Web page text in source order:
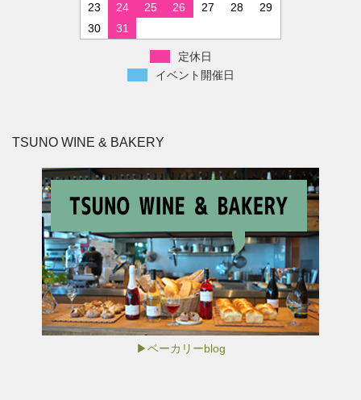
23
24 25 26 27 28
29
30
31
定休日
イベント開催日
TSUNO WINE & BAKERY
▶ベーカリーblog